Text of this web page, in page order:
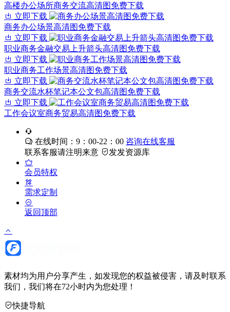
高楼办公场所商务交流高清图免费下载
立即下载
商务办公场景高清图免费下载
立即下载
职业商务金融交易上升箭头高清图免费下载
立即下载
职业商务工作场景高清图免费下载
立即下载
商务交流水杯笔记本公文包高清图免费下载
立即下载
工作会议室商务贸易高清图免费下载
在线时间：9：00-22：00 咨询在线客服
联系客服请注明来意
发发资源库
会员特权
需求定制
返回顶部
素材均为用户分享产生，如发现您的权益被侵害，请及时联系
我们，我们将在72小时内为您处理！
快捷导航